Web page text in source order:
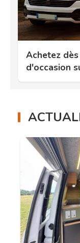
Achetez
d'occasion